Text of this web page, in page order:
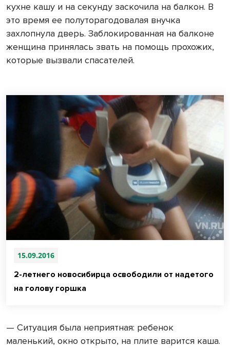
кухне кашу и на секунду заскочила на балкон. В
это время ее полуторагодовалая внучка
захлопнула дверь. Заблокированная на балконе
женщина принялась звать на помощь прохожих,
которые вызвали спасателей.
15.09.2016
2-летнего новосибирца освободили от надетого
на голову горшка
— Ситуация была неприятная: ребенок
маленький, окно открыто, на плите варится каша.